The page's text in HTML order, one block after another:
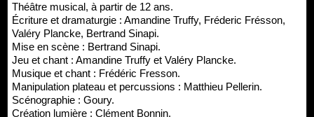
Théâtre musical, à partir de 12 ans.
Écriture et dramaturgie : Amandine Truffy, Fréderic Frésson,
Valéry Plancke, Bertrand Sinapi.
Mise en scène : Bertrand Sinapi.
Jeu et chant : Amandine Truffy et Valéry Plancke.
Musique et chant : Frédéric Fresson.
Manipulation plateau et percussions : Matthieu Pellerin.
Scénographie : Goury.
Création lumière : Clément Bonnin.